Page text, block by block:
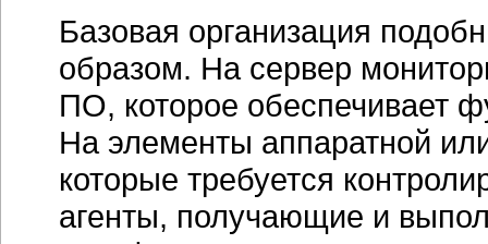
Базовая организация
образом. На сервер
ПО, которое обеспечивает
На элементы аппаратной
которые требуется
агенты, получающие и